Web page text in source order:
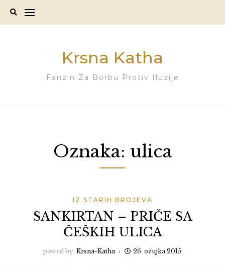
Krsna Katha
Fanzin Za Borbu Protiv Iluzije
Oznaka: ulica
IZ STARIH BROJEVA
SANKIRTAN – PRIČE SA
ČEŠKIH ULICA
posted by: Krsna-Katha 26. ožujka 2015.